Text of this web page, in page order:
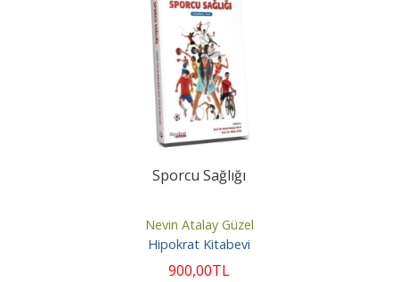
Sporcu Sağlığı
Nevin Atalay Güzel
Hipokrat Kitabevi
900,00TL